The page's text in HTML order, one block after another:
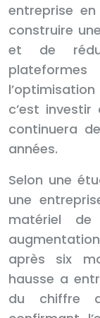
entreprise
construire
et de
c’est
continuera
années.
Selon une
une
matériel
après six
hausse a
du chiffre